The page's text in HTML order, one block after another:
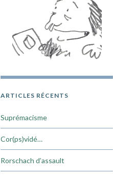
ARTICLES RÉCENTS
Suprémacisme
Cor(ps)vidé…
Rorschach d’assault